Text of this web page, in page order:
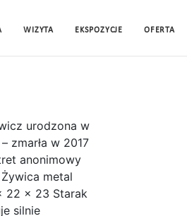
WIZYTA EKSPOZYCJE OFERTA